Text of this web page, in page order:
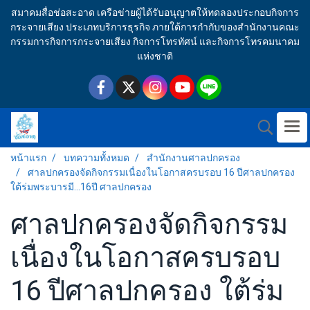
สมาคมสื่อช่อสะอาด เครือข่ายผู้ได้รับอนุญาตให้ทดลองประกอบกิจการ
กระจายเสียง ประเภทบริการธุรกิจ ภายใต้การกำกับของสำนักงานคณะ
กรรมการกิจการกระจายเสียง กิจการโทรทัศน์ และกิจการโทรคมนาคม
แห่งชาติ
หน้าแรก บทความทั้งหมด
สำนักงานศาลปกครอง
ศาลปกครองจัดกิจกรรมเนื่องในโอกาสครบรอบ 16 ปีศาลปกครอง
ใต้ร่มพระบารมี...16ปี ศาลปกครอง
ศาลปกครองจัดกิจกรรม
เนื่องในโอกาสครบรอบ
16 ปีศาลปกครอง ใต้ร่ม